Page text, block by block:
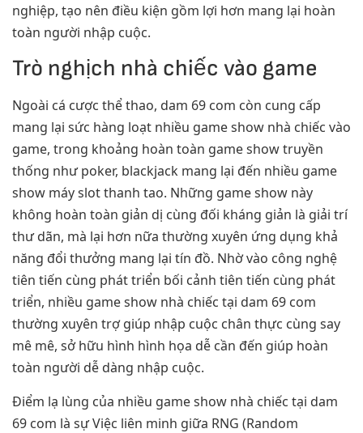
nghiệp, tạo nên điều kiện gồm lợi hơn mang lại hoàn
toàn người nhập cuộc.
Trò nghịch nhà chiếc vào game
Ngoài cá cược thể thao, dam 69 com còn cung cấp
mang lại sức hàng loạt nhiều game show nhà chiếc vào
game, trong khoảng hoàn toàn game show truyền
thống như poker, blackjack mang lại đến nhiều game
show máy slot thanh tao. Những game show này
không hoàn toàn giản dị cùng đối kháng giản là giải trí
thư dãn, mà lại hơn nữa thường xuyên ứng dụng khả
năng đổi thưởng mang lại tín đồ. Nhờ vào công nghệ
tiên tiến cùng phát triển bối cảnh tiên tiến cùng phát
triển, nhiều game show nhà chiếc tại dam 69 com
thường xuyên trợ giúp nhập cuộc chân thực cùng say
mê mê, sở hữu hình hình họa dễ cần đến giúp hoàn
toàn người dễ dàng nhập cuộc.
Điểm lạ lùng của nhiều game show nhà chiếc tại dam
69 com là sự Việc liên minh giữa RNG (Random